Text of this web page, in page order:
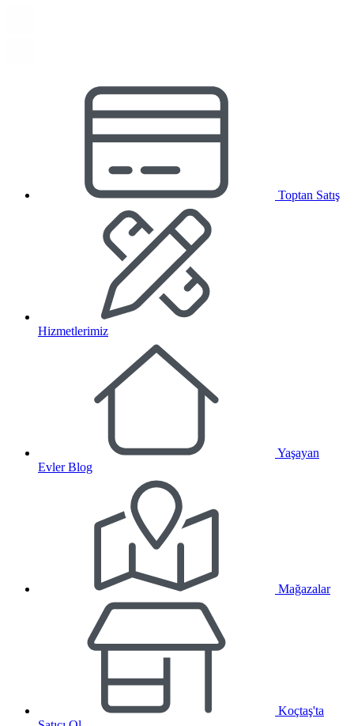
Toptan Satış
Hizmetlerimiz
Yaşayan
Evler Blog
Mağazalar
Koçtaş'ta